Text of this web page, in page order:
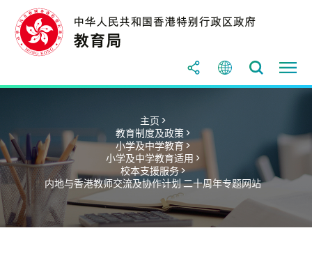
主页 >
教育制度及政策 >
小学及中学教育 >
小学及中学教育适用 >
校本支援服务 >
内地与香港教师交流及协作计划 二十周年专题网站